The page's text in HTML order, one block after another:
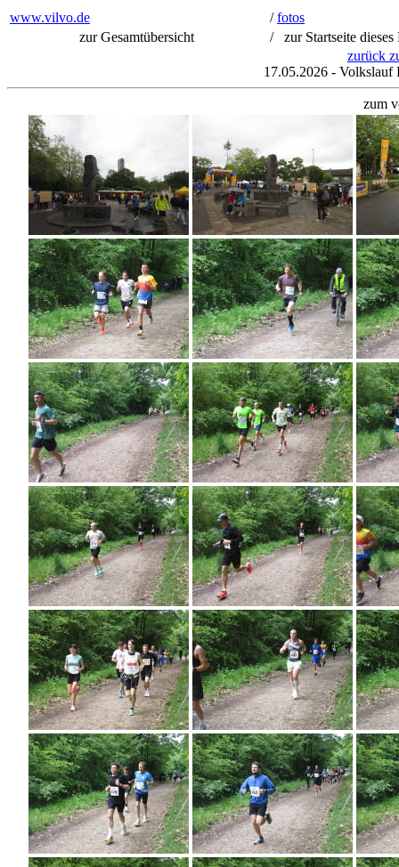
www.vilvo.de /fotos
zur Gesamtübersicht
/ zur Startseite dieses
zurück
17.05.2026 - Volkslauf
zum